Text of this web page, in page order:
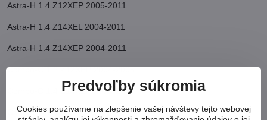
Astra-H 1.4 Z12XEP 2005-2011
Astra-H 1.4 Z14XEL 2004-2011
Astra-H 1.4 Z14XEP 2004-2011
Combo-C 1.2 Z12XEP 2004-2005
Combo-C 1.4 Z14XEP 2004-2012
Corsa-B 1.0 X10XE 1997-2000
Predvoľby súkromia
Cookies používame na zlepšenie vašej návštevy tejto webovej